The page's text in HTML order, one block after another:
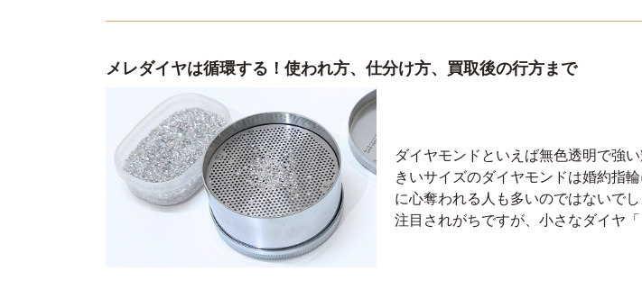
メレダイヤは循環する！使われ方、仕分け方、買取後の行方まで
ダイヤモンドといえば無色透明で強
きいサイズのダイヤモンドは婚約指
に心奪われる人も多いのではないで
注目されがちですが、小さなダイヤ